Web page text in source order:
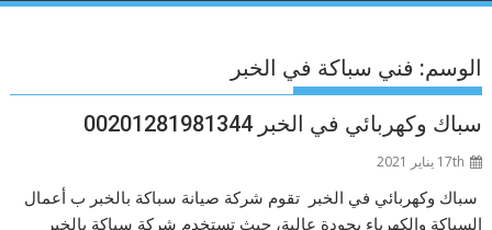
الوسم: فني سباكة في الخبر
سباك وكهربائي في الخبر 00201281981344
17th يناير 2021
سباك وكهربائي في الخبر تقوم شركة صيانة سباكة بالخبر ب أعمال
السباكة والكهرباء بجودة عالية، حيث تستخدم شركة سباكة بالخبر